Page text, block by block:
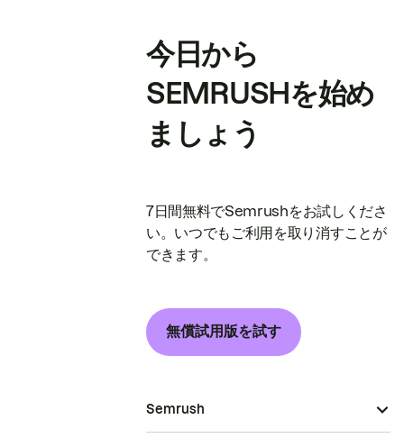
今日から
SEMRUSHを始め
ましょう
7日間無料でSemrushをお試しくださ
い。いつでもご利用を取り消すことが
できます。
無償試用版を試す
Semrush